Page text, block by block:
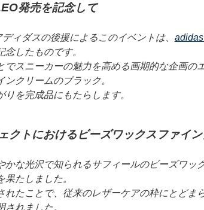
発売を記念して
ィダスの後援によるこのイベントは、
したものです。
でスニーカーの魅力を高める画期的な企画
クリームのブラック。
を完成品にもたらします。
クトにおけるビーズワックスファイ
かな光沢で知られるサフィールのビーズワ
たしました。
れたことで、従来のレザーケアの枠にとど
れました。